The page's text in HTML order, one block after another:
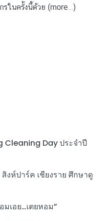
รในครั้งนี้ด้วย (more…)
Cleaning Day ประจำปี
งห์ปาร์ค เชียงราย ศึกษาดู
เอย…เตยหอม”